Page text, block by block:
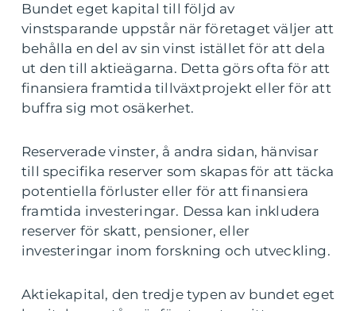
Bundet eget kapital till följd av
vinstsparande uppstår när företaget väljer att
behålla en del av sin vinst istället för att dela
ut den till aktieägarna. Detta görs ofta för att
finansiera framtida tillväxtprojekt eller för att
buffra sig mot osäkerhet.
Reserverade vinster, å andra sidan, hänvisar
till specifika reserver som skapas för att täcka
potentiella förluster eller för att finansiera
framtida investeringar. Dessa kan inkludera
reserver för skatt, pensioner, eller
investeringar inom forskning och utveckling.
Aktiekapital, den tredje typen av bundet eget